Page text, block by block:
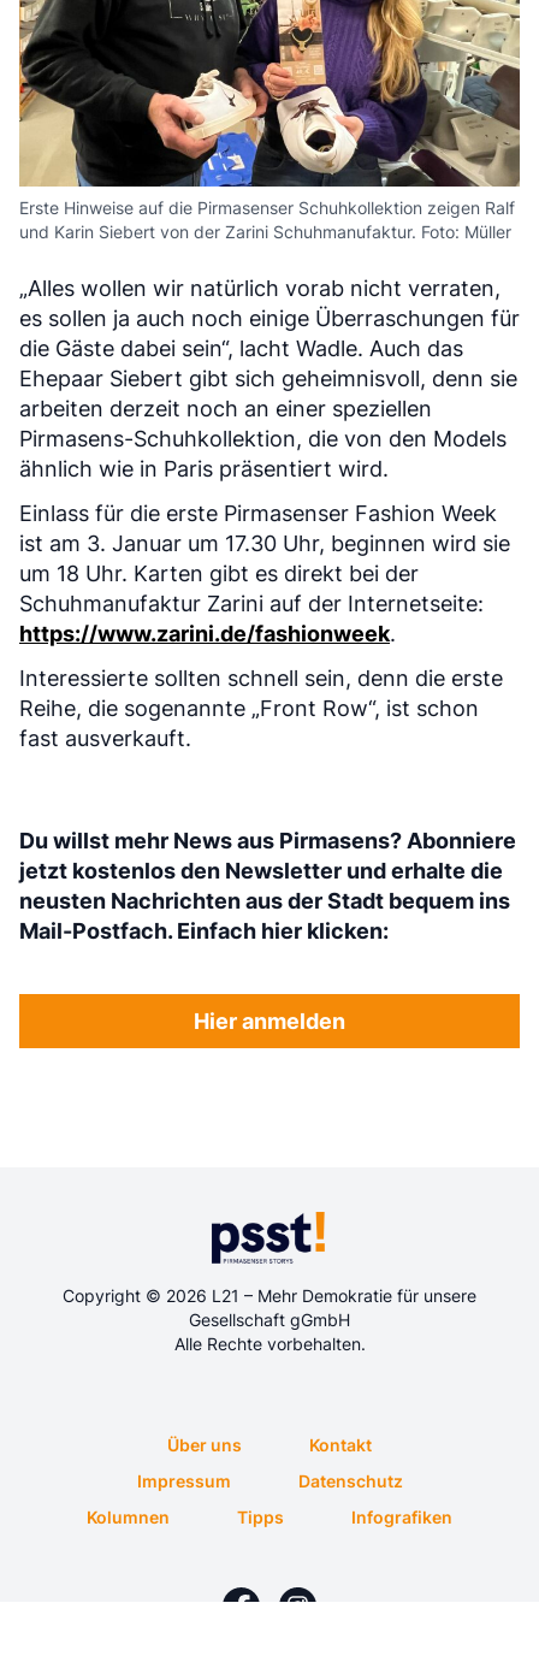
Erste Hinweise auf die Pirmasenser Schuhkollektion zeigen Ralf
und Karin Siebert von der Zarini Schuhmanufaktur. Foto: Müller
„Alles wollen wir natürlich vorab nicht verraten,
es sollen ja auch noch einige Überraschungen für
die Gäste dabei sein“, lacht Wadle. Auch das
Ehepaar Siebert gibt sich geheimnisvoll, denn sie
arbeiten derzeit noch an einer speziellen
Pirmasens-Schuhkollektion, die von den Models
ähnlich wie in Paris präsentiert wird.
Einlass für die erste Pirmasenser Fashion Week
ist am 3. Januar um 17.30 Uhr, beginnen wird sie
um 18 Uhr. Karten gibt es direkt bei der
Schuhmanufaktur Zarini auf der Internetseite:
https://www.zarini.de/fashionweek.
Interessierte sollten schnell sein, denn die erste
Reihe, die sogenannte „Front Row“, ist schon
fast ausverkauft.
Du willst mehr News aus Pirmasens? Abonniere
jetzt kostenlos den Newsletter und erhalte die
neusten Nachrichten aus der Stadt bequem ins
Mail-Postfach. Einfach hier klicken:
Hier anmelden
Copyright © 2026 L21 – Mehr Demokratie für unsere
Gesellschaft gGmbH
Alle Rechte vorbehalten.
Über uns
Kontakt
Impressum
Datenschutz
Kolumnen
Tipps Infografiken